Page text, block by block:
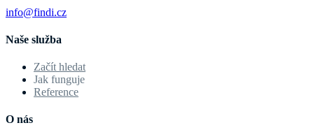
info@findi.cz
Naše služba
Začít hledat
Jak funguje
Reference
O nás